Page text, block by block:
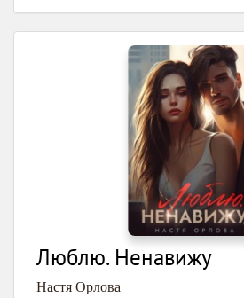
Люблю. Ненавижу
Настя Орлова